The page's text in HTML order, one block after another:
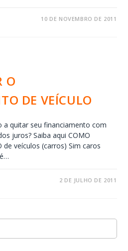
10 DE NOVEMBRO DE 2011
O
DE VEÍCULO
a quitar seu financiamento com
juros? Saiba aqui COMO
de veículos (carros) Sim caros
2 DE JULHO DE 2011